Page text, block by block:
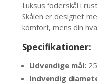
Luksus foderskål i
Skålen er designet
komfort, mens din
Specifikationer:
Udvendige mål:25
Indvendig